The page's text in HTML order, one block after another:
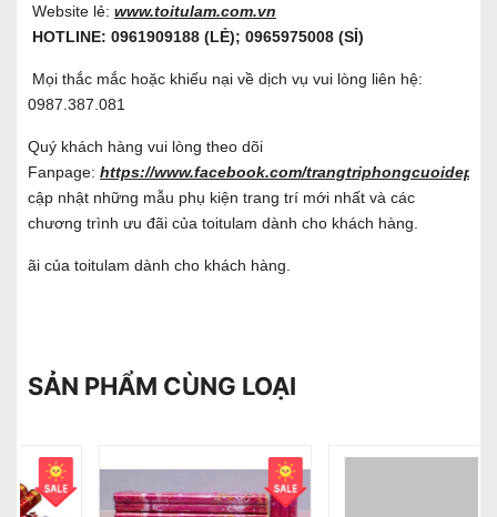
Website lẻ: www.toitulam.com.vn
HOTLINE: 0961909188 (LẺ); 0965975008 (SỈ)
Mọi thắc mắc hoặc khiếu nại về dịch vụ vui lòng liên hệ:
0987.387.081
Quý khách hàng vui lòng theo dõi
Fanpage: https://www.facebook.com/trangtriphongcuoidep/
cập nhật những mẫu phụ kiện trang trí mới nhất và các
chương trình ưu đãi của toitulam dành cho khách hàng.
ãi của toitulam dành cho khách hàng.
SẢN PHẨM CÙNG LOẠI